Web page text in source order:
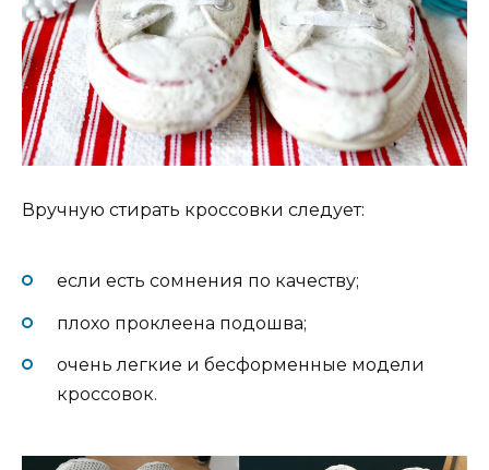
Вручную стирать кроссовки следует:
если есть сомнения по качеству;
плохо проклеена подошва;
очень легкие и бесформенные модели
кроссовок.